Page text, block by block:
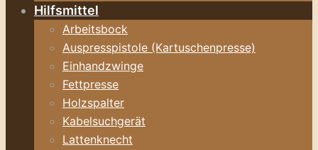
Hilfsmittel
Arbeitsbock
Auspresspistole (Kartuschenpresse)
Einhandzwinge
Fettpresse
Holzspalter
Kabelsuchgerät
Lattenknecht